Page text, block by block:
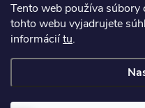
Tento web používa
tohto webu vyjadrujete
informáciítu.
Prijímame online